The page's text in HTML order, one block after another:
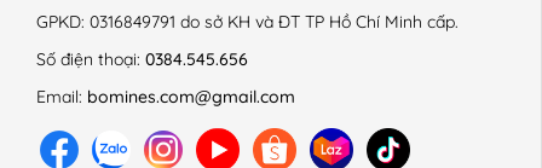
GPKD: 0316849791 do sở KH và ĐT TP Hồ Chí Minh cấp.
Số điện thoại: 0384.545.656
Email: bomines.com@gmail.com